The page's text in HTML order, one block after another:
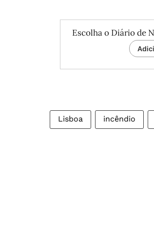
Escolha o Diário de
Lisboa incêndio